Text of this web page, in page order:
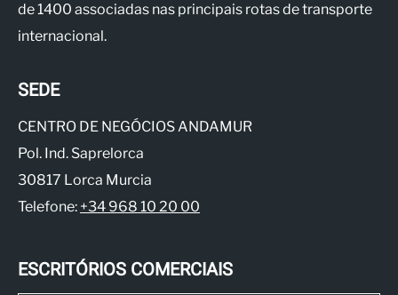
de 1400 associadas nas principais rotas de transporte
internacional.
SEDE
CENTRO DE NEGÓCIOS ANDAMUR
Pol. Ind. Saprelorca
30817 Lorca Murcia
Telefone: +34 968 10 20 00
ESCRITÓRIOS COMERCIAIS